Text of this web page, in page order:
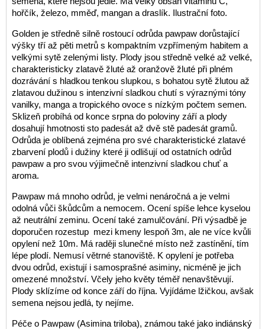
hořčík, železo, mměď, mangan a draslík. Ilustrační foto.
Golden je středně silně rostoucí odrůda pawpaw dorůstající
výšky tří až pěti metrů s kompaktním vzpřímeným habitem a
velkými sytě zelenými listy. Plody jsou středně velké až velké,
charakteristicky zlatavě žluté až oranžově žluté při plném
dozrávání s hladkou tenkou slupkou, s bohatou sytě žlutou až
zlatavou dužinou s intenzivní sladkou chutí s výraznými tóny
vanilky, manga a tropického ovoce s nízkým počtem semen.
Sklizeň probíhá od konce srpna do poloviny září a plody
dosahují hmotnosti sto padesát až dvě stě padesát gramů.
Odrůda je oblíbená zejména pro své charakteristické zlatavé
zbarvení plodů i dužiny které ji odlišují od ostatních odrůd
pawpaw a pro svou výjimečně intenzivní sladkou chuť a
aroma.
Pawpaw má mnoho odrůd, je velmi nenáročná a je velmi
odolná vůči škůdcům a nemocem. Ocení spíše lehce kyselou
až neutrální zeminu. Ocení také zamulčování. Při výsadbě je
doporučen rozestup mezi kmeny lespoň 3m, ale ne více kvůli
opylení než 10m. Má raději slunečné místo než zastínění, tím
lépe plodí. Nemusí větrné stanoviště. K opylení je potřeba
dvou odrůd, existují i samosprašné asiminy, nicméně je jich
omezené množství. Včely jeho květy téměř nenavštěvují.
Plody sklízíme od konce září do října. Vyjídáme lžičkou, avšak
semena nejsou jedlá, ty nejíme.
Péče o Pawpaw (Asimina triloba), známou také jako indiánský